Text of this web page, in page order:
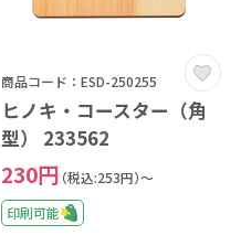
商品コード：ESD-250255
ヒノキ・コースター（角
型） 233562
230円 （税込:253円）～
印刷可能